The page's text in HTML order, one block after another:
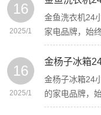
16
2025/1
金鱼洗衣机24
家电品牌，始
16
2025/1
金杨子冰箱
金杨子冰箱24
的家电品牌，